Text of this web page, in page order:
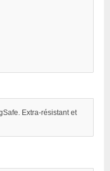
Extra-résistant et